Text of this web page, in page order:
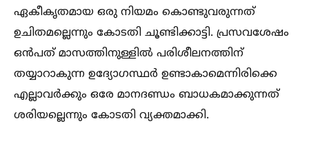
ഏകീകൃതമായ ഒരു നിയമം കൊണ്ടുവരുന്നത്
ഉചിതമല്ലെന്നും കോടതി ചൂണ്ടിക്കാട്ടി. പ്രസവശേഷം
ഒന്‍പത് മാസത്തിനുള്ളില്‍ പരിശീലനത്തിന്
തയ്യാറാകുന്ന ഉദ്യോഗസ്ഥര്‍ ഉണ്ടാകാമെന്നിരിക്കെ
എല്ലാവര്‍ക്കും ഒരേ മാനദണ്ഡം ബാധകമാക്കുന്നത്
ശരിയല്ലെന്നും കോടതി വ്യക്തമാക്കി.